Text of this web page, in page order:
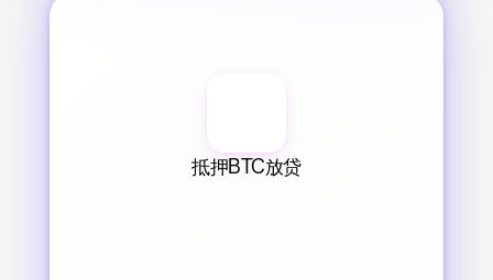
抵押BTC放贷